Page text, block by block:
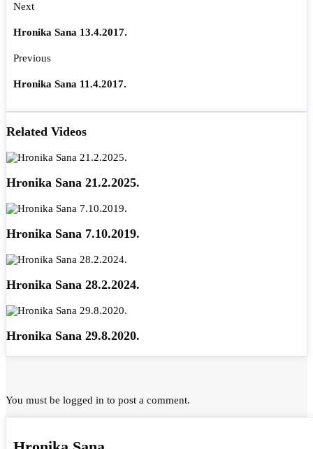
Next
Hronika Sana 13.4.2017.
Previous
Hronika Sana 11.4.2017.
Related Videos
Hronika Sana 21.2.2025.
Hronika Sana 7.10.2019.
Hronika Sana 28.2.2024.
Hronika Sana 29.8.2020.
You must be logged in to post a comment.